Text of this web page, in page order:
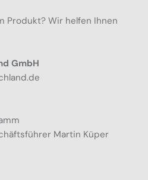
Produkt? Wir helfen Ihnen
GmbH
Martin Küper